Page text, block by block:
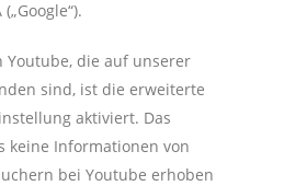
Youtube, die auf unserer
sind, ist die erweiterte
aktiviert. Das
keine Informationen von
bei Youtube erhoben